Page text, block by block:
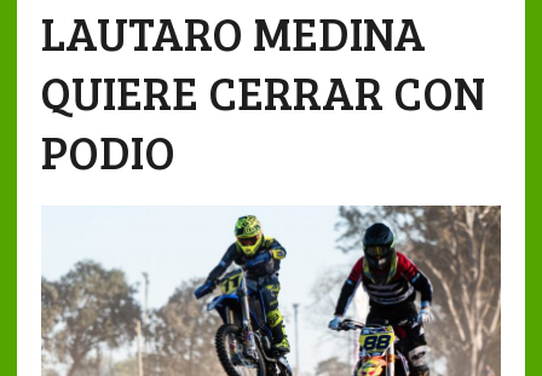
LAUTARO MEDINA
QUIERE CERRAR CON
PODIO